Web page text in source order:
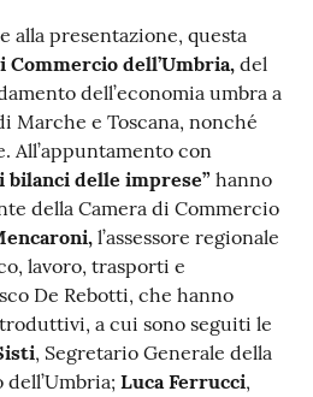
alla presentazione, questa
Commercio dell’Umbria, del
dell’economia umbra a
Marche e Toscana, nonché
All’appuntamento con
bilanci delle imprese” hanno
della Camera di Commercio
l’assessore regionale
lavoro, trasporti e
De Rebotti, che hanno
a cui sono seguiti le
, Segretario Generale della
Luca Ferrucci,